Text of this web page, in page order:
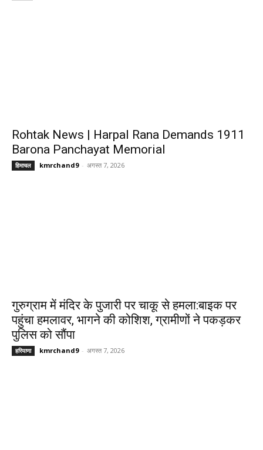
Rohtak News | Harpal Rana Demands 1911
Barona Panchayat Memorial
हिमाचल kmrchand9 - अगस्त 7, 2026
गुरुग्राम में मंदिर के पुजारी पर चाकू से हमला:बाइक पर
पहुंचा हमलावर, भागने की कोशिश, ग्रामीणों ने पकड़कर
पुलिस को सौंपा
हरियाणा kmrchand9 - अगस्त 7, 2026